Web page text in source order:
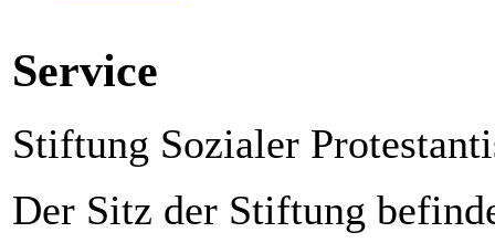
Service
Stiftung Sozialer
Der Sitz der Stiftung